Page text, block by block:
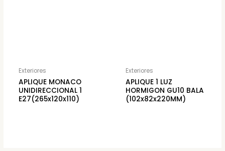
Exteriores
APLIQUE MONACO
UNIDIRECCIONAL 1
E27(265x120x110)
Exteriores
APLIQUE 1 LUZ
HORMIGON GU10 BALA
(102x82x220MM)